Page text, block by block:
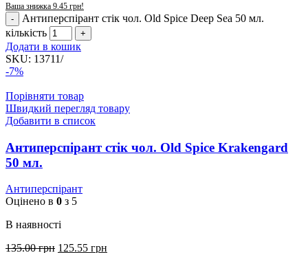
Ваша знижка 9.45 грн!
Антиперспірант стік чол. Old Spice Deep Sea 50 мл.
кількість
Додати в кошик
SKU: 13711/
-7%
Порівняти товар
Швидкий перегляд товару
Добавити в список
Антиперспірант стік чол. Old Spice Krakengard
50 мл.
Антиперспірант
Оцінено в 0 з 5
В наявності
135.00грн 125.55 грн